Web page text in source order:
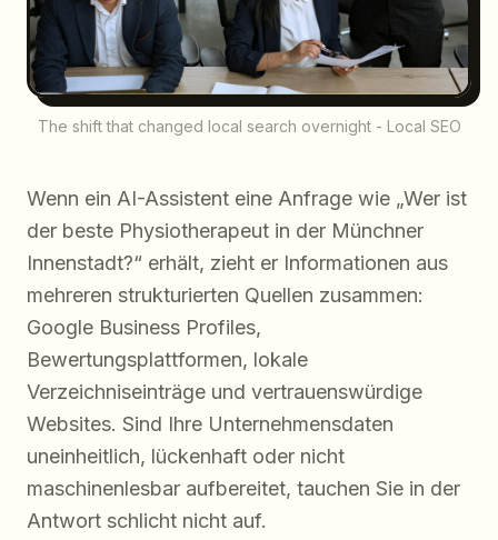
The shift that changed local search overnight - Local SEO
Wenn ein AI-Assistent eine Anfrage wie „Wer ist
der beste Physiotherapeut in der Münchner
Innenstadt?“ erhält, zieht er Informationen aus
mehreren strukturierten Quellen zusammen:
Google Business Profiles,
Bewertungsplattformen, lokale
Verzeichniseinträge und vertrauenswürdige
Websites. Sind Ihre Unternehmensdaten
uneinheitlich, lückenhaft oder nicht
maschinenlesbar aufbereitet, tauchen Sie in der
Antwort schlicht nicht auf.